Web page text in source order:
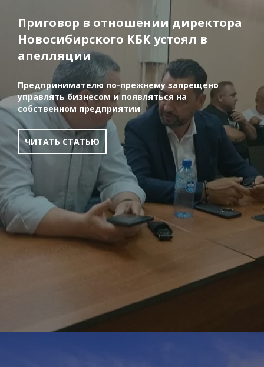
Приговор в отношении директора
Новосибирского КБК устоял в
апелляции
Предпринимателю по-прежнему запрещено
управлять бизнесом и появляться на
собственном предприятии
ЧИТАТЬ СТАТЬЮ